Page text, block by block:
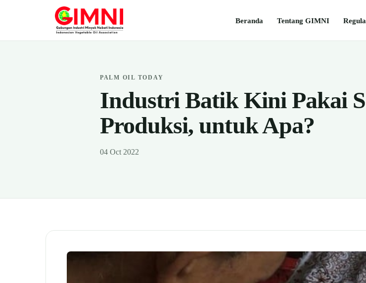
Beranda Tentang GIMNI
PALM OIL TODAY
Industri Batik Kini Pakai
Produksi, untuk Apa?
04 Oct 2022